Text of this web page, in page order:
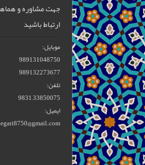
جهت مشاوره و
ارتباط باشید
موبایل:
989131048750
989132273677
تلفن:
33850075–9831
ایمیل: